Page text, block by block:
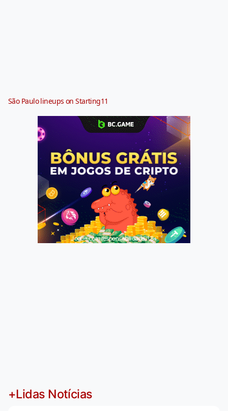
São Paulo lineups on Starting11
Jogue com responsabilidade. 18+
+Lidas Notícias